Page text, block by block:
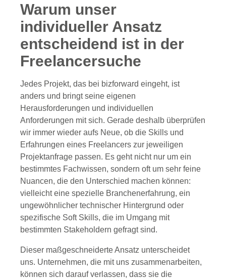
Warum unser
individueller Ansatz
entscheidend ist in der
Freelancersuche
Jedes Projekt, das bei bizforward eingeht, ist
anders und bringt seine eigenen
Herausforderungen und individuellen
Anforderungen mit sich. Gerade deshalb überprüfen
wir immer wieder aufs Neue, ob die Skills und
Erfahrungen eines Freelancers zur jeweiligen
Projektanfrage passen. Es geht nicht nur um ein
bestimmtes Fachwissen, sondern oft um sehr feine
Nuancen, die den Unterschied machen können:
vielleicht eine spezielle Branchenerfahrung, ein
ungewöhnlicher technischer Hintergrund oder
spezifische Soft Skills, die im Umgang mit
bestimmten Stakeholdern gefragt sind.
Dieser maßgeschneiderte Ansatz unterscheidet
uns. Unternehmen, die mit uns zusammenarbeiten,
können sich darauf verlassen, dass sie die